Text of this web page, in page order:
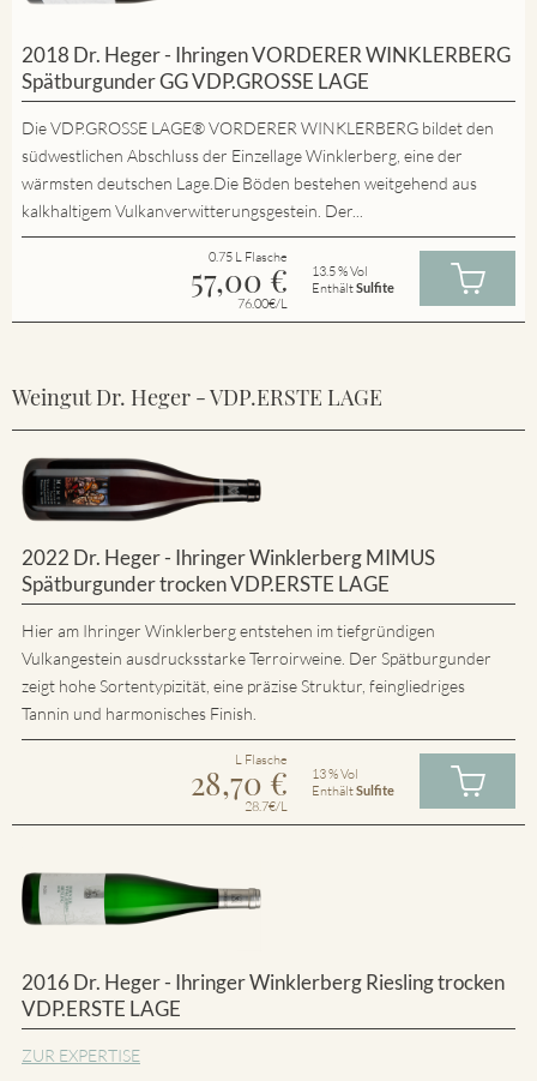
2018 Dr. Heger - Ihringen VORDERER WINKLERBERG
Spätburgunder GG VDP.GROSSE LAGE
Die VDP.GROSSE LAGE® VORDERER WINKLERBERG bildet den
südwestlichen Abschluss der Einzellage Winklerberg, eine der
wärmsten deutschen Lage.Die Böden bestehen weitgehend aus
kalkhaltigem Vulkanverwitterungsgestein. Der...
0.75 L Flasche
57,00 €
76.00€/L
13.5 % Vol
EnthältSulfite
Weingut Dr. Heger - VDP.ERSTE LAGE
2022 Dr. Heger - Ihringer Winklerberg MIMUS
Spätburgunder trocken VDP.ERSTE LAGE
Hier am Ihringer Winklerberg entstehen im tiefgründigen
Vulkangestein ausdrucksstarke Terroirweine. Der Spätburgunder
zeigt hohe Sortentypizität, eine präzise Struktur, feingliedriges
Tannin und harmonisches Finish.
L Flasche
28,70 €
28.7€/L
13 % Vol
EnthältSulfite
2016 Dr. Heger - Ihringer Winklerberg Riesling trocken
VDP.ERSTE LAGE
ZUR EXPERTISE